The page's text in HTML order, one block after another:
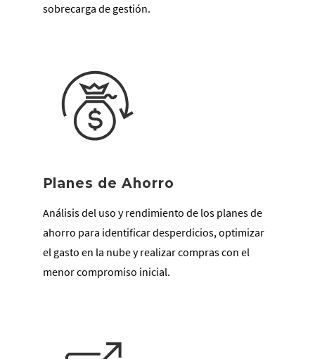
sobrecarga de gestión.
Planes de Ahorro
Análisis del uso y rendimiento de los planes de
ahorro para identificar desperdicios, optimizar
el gasto en la nube y realizar compras con el
menor compromiso inicial.